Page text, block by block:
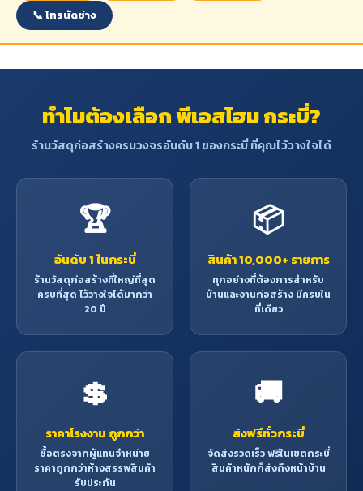
📞 โทรนัดช่าง
ทำไมต้องเลือก พีเอสโฮม กระบี่?
ร้านวัสดุก่อสร้างครบวงจรอันดับ 1 ของกระบี่ ที่คุณไว้วางใจได้
🏆
อันดับ 1 ในกระบี่
ร้านวัสดุก่อสร้างที่ใหญ่ที่สุด
ครบที่สุด ไว้วางใจได้มากว่า
20 ปี
📦
สินค้า 10,000+ รายการ
ทุกอย่างที่ต้องการสำหรับ
บ้านและงานก่อสร้าง มีครบใน
ที่เดียว
💲
ราคาโรงงาน ถูกกว่า
ซื้อตรงจากผู้แทนจำหน่าย
ราคาถูกกว่าห้างสรรพสินค้า
รับประกัน
🚚
ส่งฟรีทั่วกระบี่
จัดส่งรวดเร็ว ฟรีในเขตกระบี่
สินค้าหนักก็ส่งถึงหน้าบ้าน